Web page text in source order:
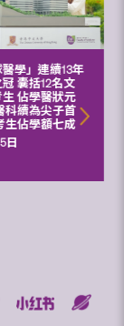
學」連續13年
囊括12名文
佔學醫狀元
科續為尖子首
生佔學額七成
日